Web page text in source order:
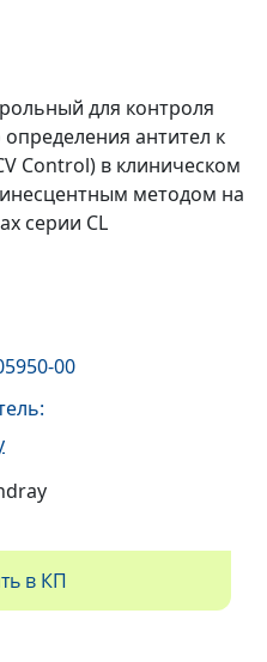
00
в КП